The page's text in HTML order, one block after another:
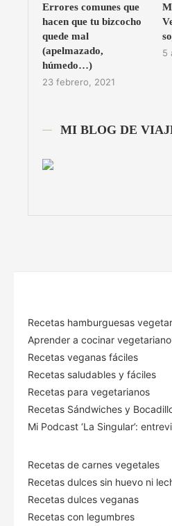
Errores comunes que
hacen que tu bizcocho
quede mal
(apelmazado,
húmedo…)
23 febrero, 2021
5
MI BLOG DE
Recetas hamburguesas
Aprender a cocinar vegetariano
Recetas veganas fáciles
Recetas saludables y fáciles
Recetas para vegetarianos
Recetas Sándwiches y
Mi Podcast ‘La Singular’:
Recetas de carnes vegetales
Recetas dulces sin huevo ni
Recetas dulces veganas
Recetas con legumbres